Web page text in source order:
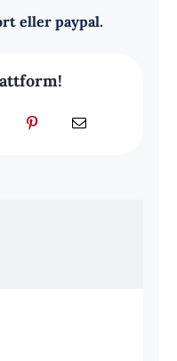
eller paypal.